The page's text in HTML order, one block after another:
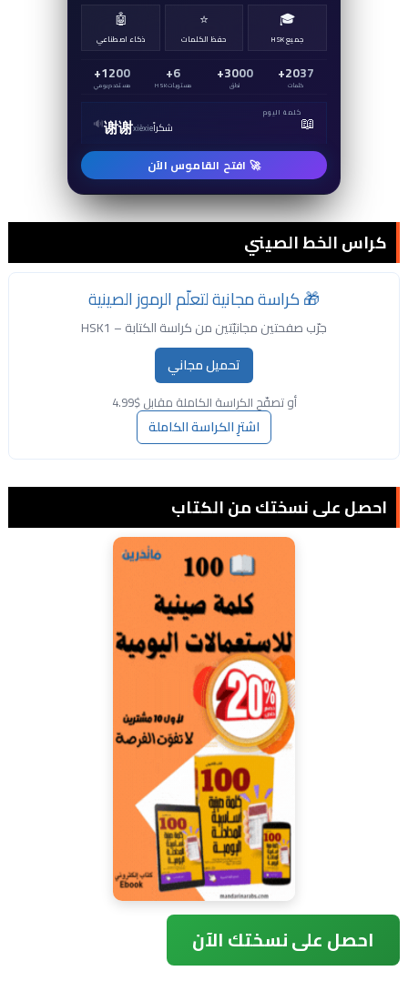
🎓
جميع HSK
⭐
حفظ الكلمات
🤖
ذكاء اصطناعي
2037+
كلمات
3000+
نطق
6+
مستويات HSK
1200+
مستخدم يومي
📖كلمة اليوم
谢谢xièxieشكراً 🔊
🚀 افتح القاموس الآن
كراس الخط الصيني
🎁 كراسة مجانية لتعلّم الرموز الصينية
جرّب صفحتين مجانيّتين من كراسة الكتابة – HSK1
تحميل مجاني
أو تصفّح الكراسة الكاملة مقابل $4.99
اشترِ الكراسة الكاملة
احصل على نسختك من الكتاب
احصل على نسختك الآن